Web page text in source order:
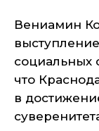
Вениамин
социальных
что
в